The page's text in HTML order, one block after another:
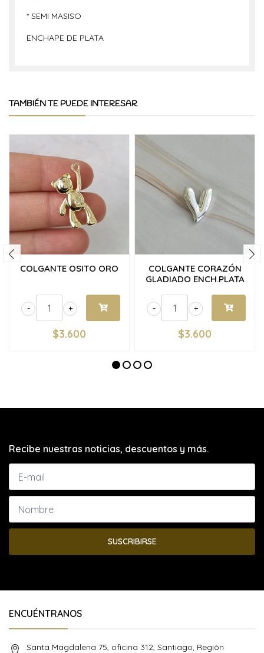
* SEMI MASISO
ENCHAPE DE PLATA
TAMBIÉN TE PUEDE INTERESAR
COLGANTE OSITO ORO
+
-
$3.600
COLGANTE CORAZÓN
GLADIADO ENCH.PLATA
+
-
$3.600
Recibe nuestras noticias, descuentos y más.
SUSCRIBIRSE
ENCUÉNTRANOS
Santa Magdalena 75, oficina 312, Santiago, Región